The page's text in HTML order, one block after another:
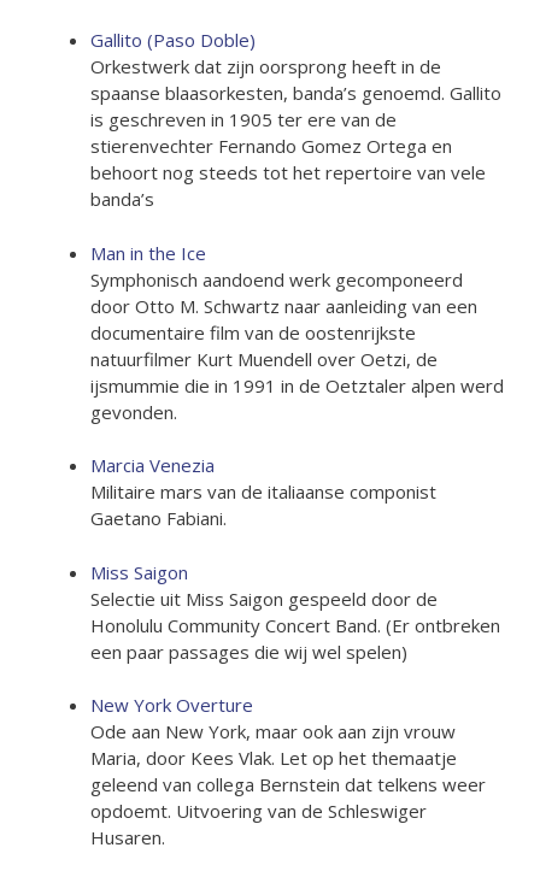
Gallito (Paso Doble)
Orkestwerk dat zijn oorsprong heeft in de
spaanse blaasorkesten, banda’s genoemd. Gallito
is geschreven in 1905 ter ere van de
stierenvechter Fernando Gomez Ortega en
behoort nog steeds tot het repertoire van vele
banda’s
Man in the Ice
Symphonisch aandoend werk gecomponeerd
door Otto M. Schwartz naar aanleiding van een
documentaire film van de oostenrijkste
natuurfilmer Kurt Muendell over Oetzi, de
ijsmummie die in 1991 in de Oetztaler alpen werd
gevonden.
Marcia Venezia
Militaire mars van de italiaanse componist
Gaetano Fabiani.
Miss Saigon
Selectie uit Miss Saigon gespeeld door de
Honolulu Community Concert Band. (Er ontbreken
een paar passages die wij wel spelen)
New York Overture
Ode aan New York, maar ook aan zijn vrouw
Maria, door Kees Vlak. Let op het themaatje
geleend van collega Bernstein dat telkens weer
opdoemt. Uitvoering van de Schleswiger
Husaren.